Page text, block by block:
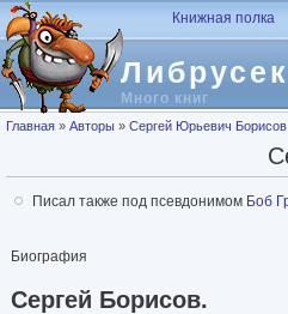
Перейти к основному содержанию
Либрусек
Много книг
Книжная полка
Вы здесь
Главная » Авторы » Сергей Юрьевич Борисов
Писал также под псевдонимом Боб
Биография
Сергей Борисов.